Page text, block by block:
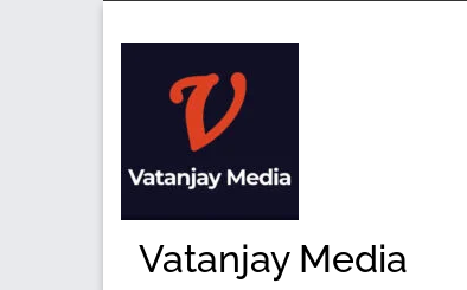
Vatanjay Media